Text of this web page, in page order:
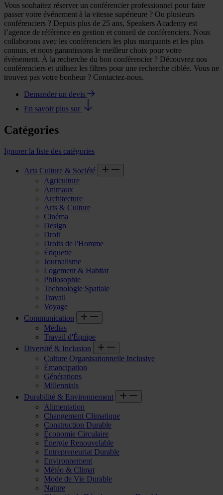
Vous souhaitez réserver un conférencier professionnel pour faire
passer votre événement à la vitesse supérieure ? Ou plusieurs
conférenciers ? Depuis plus de 25 ans, Speakers Academy est
l’agence de référence en gestion et conseil de conférenciers. Nous
collaborons avec les conférenciers les plus marquants et les plus
connus, et nous garantissons le meilleur choix pour votre
événement. À la recherche du bon conférencier ? Découvrez nos
conférenciers et utilisez les filtres pour une recherche ciblée. Vous ne
trouvez pas votre bonheur ? Contactez-nous.
Demander un devis
En savoir plus sur
Catégories
Ignorer la liste des catégories
Arts Culture & Société
Agriculture
Animaux
Architecture
Arts & Culture
Cinéma
Design
Droit
Droits de l'Homme
Étiquette
Journalisme
Logement & Habitat
Philosophie
Technologie Spatiale
Travail
Voyage
Communication
Médias
Travail d'Équipe
Diversité & Inclusion
Culture Organisationnelle Inclusive
Émancipation
Générations
Millennials
Durabilité & Environnement
Alimentation
Changement Climatique
Construction Durable
Économie Circulaire
Énergie Renouvelable
Entrepreneuriat Durable
Environnement
Météo & Climat
Mode de Vie Durable
Nature